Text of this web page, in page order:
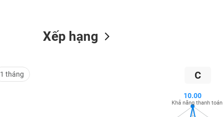
1 tháng
Xếp hạng
C
10.00
Khả năng thanh toán